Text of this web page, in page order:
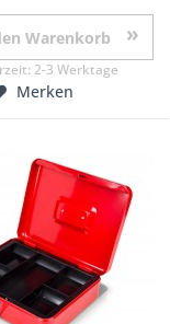
Warenkorb
2-3 Werktage
Merken